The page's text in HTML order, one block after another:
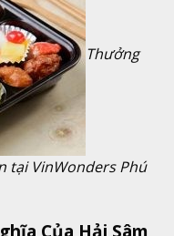
Thưởng
tại VinWonders Phú
Của Hải Sâm